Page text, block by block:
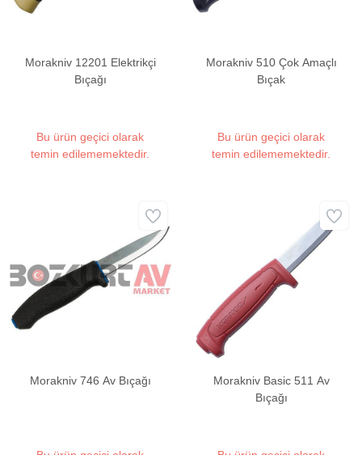
Morakniv 12201 Elektrikçi
Bıçağı
Bu ürün geçici olarak
temin edilememektedir.
Morakniv 510 Çok Amaçlı
Bıçak
Bu ürün geçici olarak
temin edilememektedir.
Morakniv 746 Av Bıçağı
Morakniv Basic 511 Av
Bıçağı